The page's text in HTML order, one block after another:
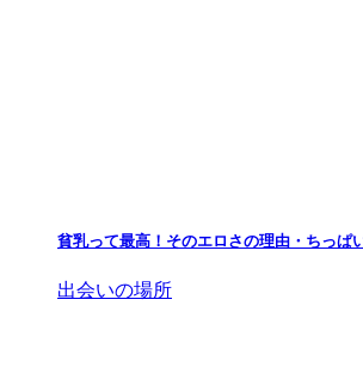
貧乳って最高！そのエロさの理由・ちっぱ
出会いの場所